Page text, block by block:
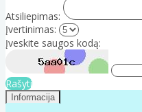
Atsiliepimas:
Įvertinimas:
Įveskite saugos kodą:
Rašyti
Informacija